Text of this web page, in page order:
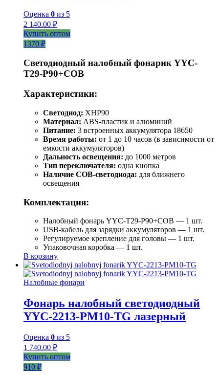
Оценка 0 из 5
2 140.00 ₽
Купить оптом
1370 ₽
Светодиодный налобный фонарик YYC-
T29-P90+COB
Характеристики:
Светодиод: XHP90
Материал: ABS-пластик и алюминий
Питание: 3 встроенных аккумулятора 18650
Время работы: от 1 до 10 часов (в зависимости от
емкости аккумуляторов)
Дальность освещения: до 1000 метров
Тип переключателя: одна кнопка
Наличие COB-светодиода: для ближнего
освещения
Комплектация:
Налобный фонарь YYC-T29-P90+COB — 1 шт.
USB-кабель для зарядки аккумуляторов — 1 шт.
Регулируемое крепление для головы — 1 шт.
Упаковочная коробка — 1 шт.
В корзину
Налобные фонари
Фонарь налобный светодиодный
YYC-2213-PM10-TG лазерный
Оценка 0 из 5
1 740.00 ₽
Купить оптом
910 ₽